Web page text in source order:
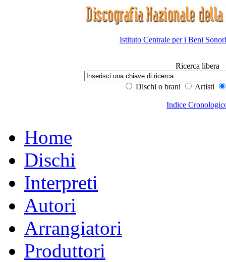
Istituto Centrale per i Beni
Ricerca libera
Dischi o brani Artisti
Indice
Home
Dischi
Interpreti
Autori
Arrangiatori
Produttori